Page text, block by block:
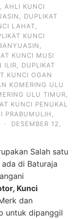
, AHLI KUNCI
, DUPLIKAT
LAHAT,
KUNCI
,
KUNCI MUSI
ILIR, DUPLIKAT
KUNCI OGAN
KOMERING ULU
ULU TIMUR,
KUNCI PENUKAL
PRABUMULIH,
·
DESEMBER 12,
Salah satu
di Baturaja
Kunci
dan
untuk dipanggil